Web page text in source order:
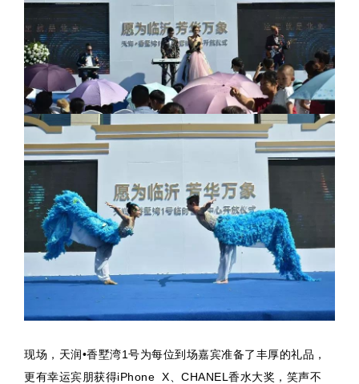
现场，天润•香墅湾1号为每位到场嘉宾准备了丰厚的礼品，
更有幸运宾朋获得iPhone X、CHANEL香水大奖，笑声不